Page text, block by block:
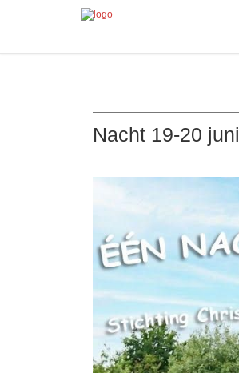
Nacht 19-20 juni